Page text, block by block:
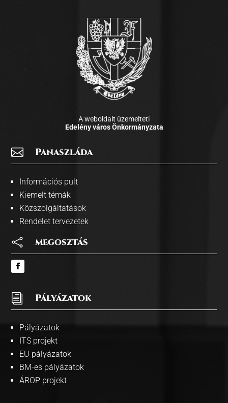
A weboldalt üzemelteti
Edelény város Önkormányzata
 Panaszláda
Információs pult
Kiemelt témák
Közszolgáltatások
Rendelet tervezetek
 megosztás
i Pályázatok
Pályázatok
ITS projekt
EU pályázatok
BM-es pályázatok
ÁROP projekt